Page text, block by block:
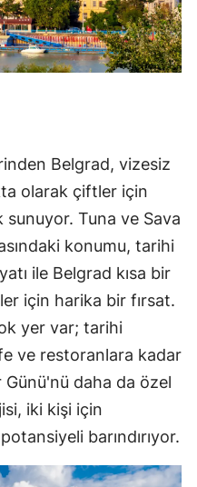
Belgrad, vizesiz
olarak çiftler için
Tuna ve Sava
konumu, tarihi
ile Belgrad kısa bir
için harika bir fırsat.
yer var; tarihi
ve restoranlara kadar
daha da özel
iki kişi için
barındırıyor.